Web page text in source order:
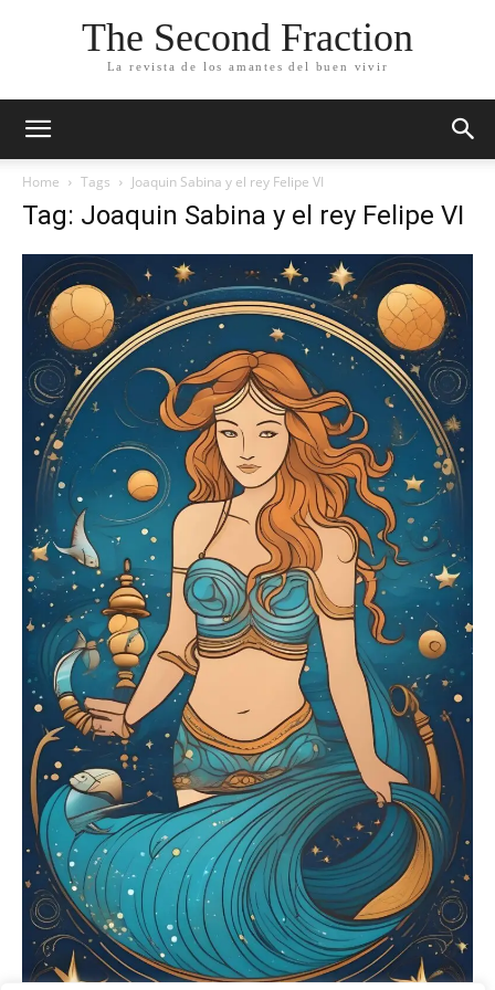
The Second Fraction
La revista de los amantes del buen vivir
Home Tags Joaquin Sabina y el rey Felipe VI
Tag: Joaquin Sabina y el rey Felipe VI